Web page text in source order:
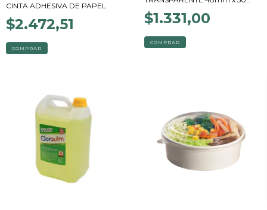
CINTA ADHESIVA DE PAPEL
$2.472,51
COMPRAR
$1.331,00